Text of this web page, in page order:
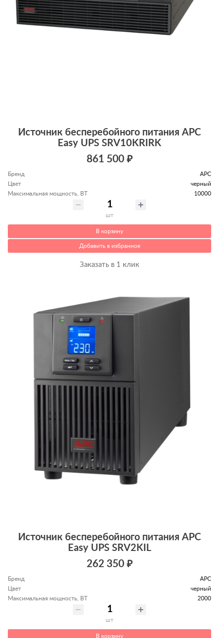
Источник бесперебойного питания APC
Easy UPS SRV10KRIRK
861 500 ₽
Бренд
APC
Цвет
черный
Максимальная мощность, ВТ
10000
шт
В корзину
Добавить в избранное
Заказать в 1 клик
Источник бесперебойного питания APC
Easy UPS SRV2KIL
262 350 ₽
Бренд
APC
Цвет
черный
Максимальная мощность, ВТ
2000
шт
В корзину